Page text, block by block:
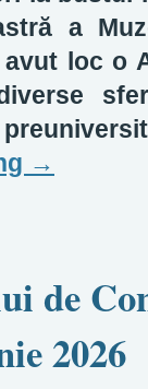
a
loc o
→
de
2026